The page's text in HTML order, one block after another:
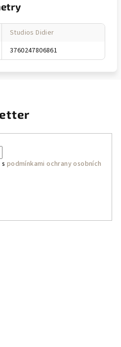
Studios Didier
3760247806861
podmínkami ochrany osobních